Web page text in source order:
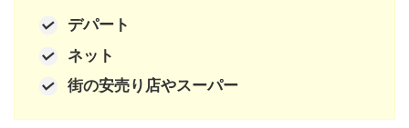
デパート
ネット
街の安売り店やスーパー